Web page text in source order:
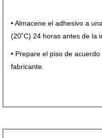
• Almacene el adhesivo a
(20˚C) 24 horas antes de la
• Prepare el piso de
fabricante.